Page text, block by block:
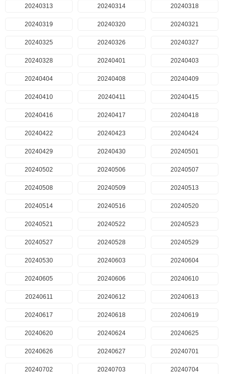
20240313 20240314 20240318
20240319 20240320 20240321
20240325 20240326 20240327
20240328 20240401 20240403
20240404 20240408 20240409
20240410 20240411 20240415
20240416 20240417 20240418
20240422 20240423 20240424
20240429 20240430 20240501
20240502 20240506 20240507
20240508 20240509 20240513
20240514 20240516 20240520
20240521 20240522 20240523
20240527 20240528 20240529
20240530 20240603 20240604
20240605 20240606 20240610
20240611 20240612 20240613
20240617 20240618 20240619
20240620 20240624 20240625
20240626 20240627 20240701
20240702 20240703 20240704